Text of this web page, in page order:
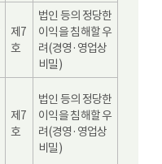
제7
호
법인 등의 정당한
이익을 침해할 우
려(경영·영업상
비밀)
제7
호
법인 등의 정당한
이익을 침해할 우
려(경영·영업상
비밀)